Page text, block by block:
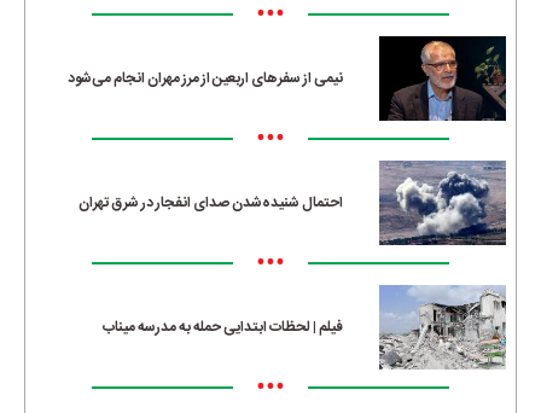
•••
نیمی از سفرهای اربعین از مرز مهران انجام می‌شود
•••
احتمال شنیده‌شدن صدای انفجار در شرق تهران
•••
فیلم | لحظات ابتدایی حمله به مدرسه میناب
•••